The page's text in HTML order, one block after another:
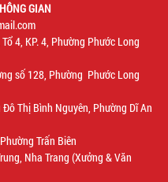
GIAN
4, KP. 4, Phường Phước Long
số 128, Phường Phước Long
Thị Bình Nguyên, Phường Dĩ An
Trấn Biên
Nha Trang (Xưởng & Văn